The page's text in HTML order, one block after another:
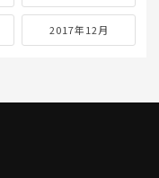
2017年12月